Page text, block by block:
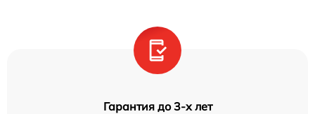
Гарантия до 3-х лет